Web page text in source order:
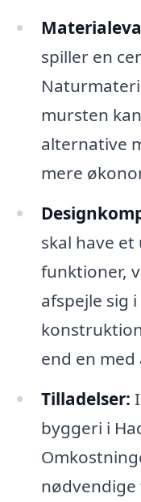
spiller en
mursten
alternative
mere
skal have
funktioner,
afspejle sig
end en med
Tilladelser:
byggeri i
nødvendige